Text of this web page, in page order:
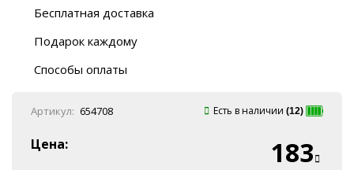
Бесплатная доставка
Автобусы (по ЮФО)
“BlaBlaCar” (по ЮФО)
Подарок каждому
Способы оплаты
Наличные
Эквайринг
Артикул: 654708 Есть в наличии (12)
Цена: 183